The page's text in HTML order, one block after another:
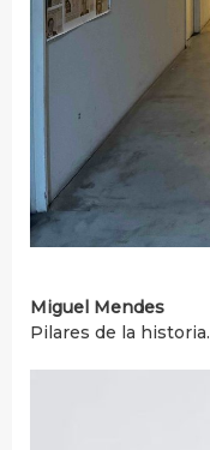
Miguel Mendes
Pilares de la historia.